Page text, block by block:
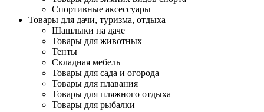
Спортивные аксессуары
Товары для дачи, туризма, отдыха
Шашлыки на даче
Товары для животных
Тенты
Складная мебель
Товары для сада и огорода
Товары для плавания
Товары для пляжного отдыха
Товары для рыбалки